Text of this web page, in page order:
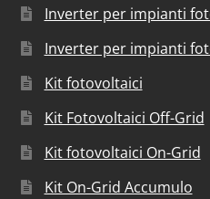
Inverter per impianti
Inverter per impianti
Kit fotovoltaici
Kit Fotovoltaici Off-Grid
Kit fotovoltaici On-Grid
Kit On-Grid Accumulo